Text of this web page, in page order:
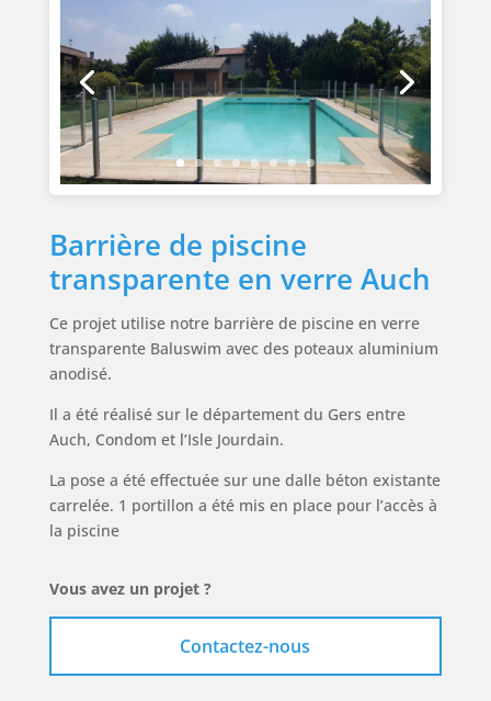
Barrière de piscine
transparente en verre Auch
Ce projet utilise notre barrière de piscine en verre
transparente Baluswim avec des poteaux aluminium
anodisé.
Il a été réalisé sur le département du Gers entre
Auch, Condom et l’Isle Jourdain.
La pose a été effectuée sur une dalle béton existante
carrelée. 1 portillon a été mis en place pour l’accès à
la piscine
Vous avez un projet ?
Contactez-nous